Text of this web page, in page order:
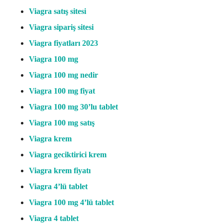
Viagra satış sitesi
Viagra sipariş sitesi
Viagra fiyatları 2023
Viagra 100 mg
Viagra 100 mg nedir
Viagra 100 mg fiyat
Viagra 100 mg 30’lu tablet
Viagra 100 mg satış
Viagra krem
Viagra geciktirici krem
Viagra krem fiyatı
Viagra 4’lü tablet
Viagra 100 mg 4’lü tablet
Viagra 4 tablet